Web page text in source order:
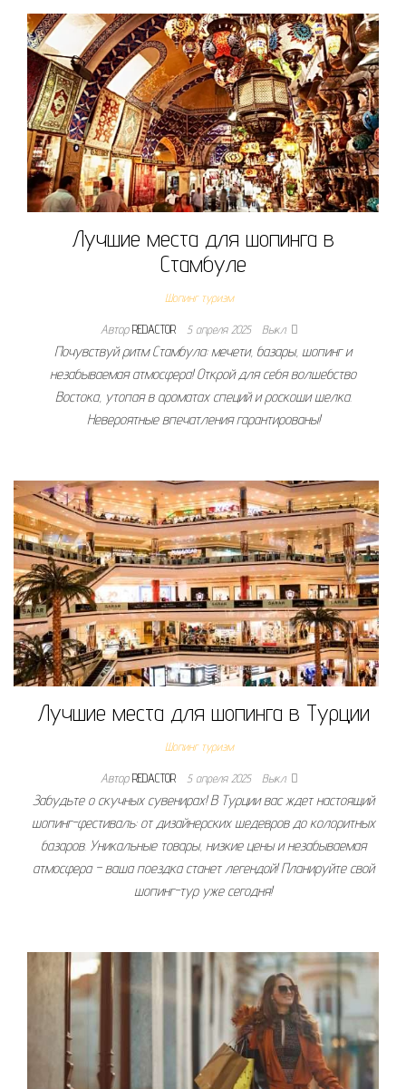
Лучшие места для шопинга в
Стамбуле
Шопинг туризм
АвторREDACTOR 5 апреля 2025 Выкл.
Почувствуй ритм Стамбула: мечети, базары, шопинг и
незабываемая атмосфера! Открой для себя волшебство
Востока, утопая в ароматах специй и роскоши шелка.
Невероятные впечатления гарантированы!
Лучшие места для шопинга в Турции
Шопинг туризм
АвторREDACTOR 5 апреля 2025 Выкл.
Забудьте о скучных сувенирах! В Турции вас ждет настоящий
шопинг-фестиваль: от дизайнерских шедевров до колоритных
базаров. Уникальные товары, низкие цены и незабываемая
атмосфера – ваша поездка станет легендой! Планируйте свой
шопинг-тур уже сегодня!